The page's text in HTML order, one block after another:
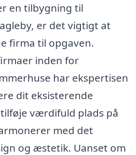
en tilbygning til
er det vigtigt at
firma til opgaven.
inden for
har ekspertisen
dit eksisterende
værdifuld plads på
med det
og æstetik. Uanset om